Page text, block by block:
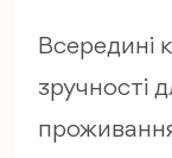
Всередині
зручності